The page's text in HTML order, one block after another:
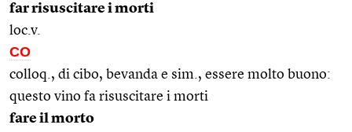
far risuscitare i morti
loc.v.
CO
colloq., di cibo, bevanda e sim., essere molto buono:
questo vino fa risuscitare i morti
fare il morto